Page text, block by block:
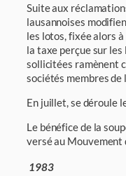
Suite aux
lausannoises
les lotos, fixée alors
la taxe perçue sur
sollicitées ramènent
sociétés membres de
En juillet, se déroule
Le bénéfice de la
versé au Mouvement
1983